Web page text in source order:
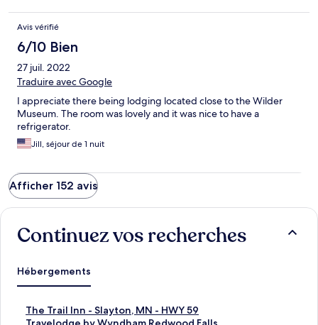
Avis vérifié
6/10 Bien
27 juil. 2022
Traduire avec Google
I appreciate there being lodging located close to the Wilder
Museum. The room was lovely and it was nice to have a
refrigerator.
Jill, séjour de 1 nuit
Afficher 152 avis
Continuez vos recherches
Hébergements
The Trail Inn - Slayton, MN - HWY 59
L
iL